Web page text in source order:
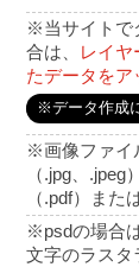
※当サイトで
合は、 レイヤ
たデータをア
※データ作成
※画像ファイ
（.jpg、
（.pdf）また
※psdの場合
文字のラスタ